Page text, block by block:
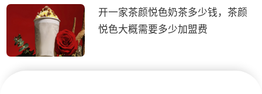
开一家茶颜悦色奶茶多少钱，茶颜
悦色大概需要多少加盟费